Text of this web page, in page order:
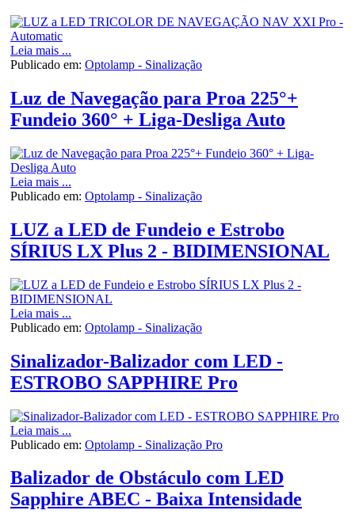
Leia mais ...
Publicado em: Optolamp - Sinalização
Luz de Navegação para Proa 225°+
Fundeio 360° + Liga-Desliga Auto
Leia mais ...
Publicado em: Optolamp - Sinalização
LUZ a LED de Fundeio e Estrobo
SÍRIUS LX Plus 2 - BIDIMENSIONAL
Leia mais ...
Publicado em: Optolamp - Sinalização
Sinalizador-Balizador com LED -
ESTROBO SAPPHIRE Pro
Leia mais ...
Publicado em: Optolamp - Sinalização Pro
Balizador de Obstáculo com LED
Sapphire ABEC - Baixa Intensidade